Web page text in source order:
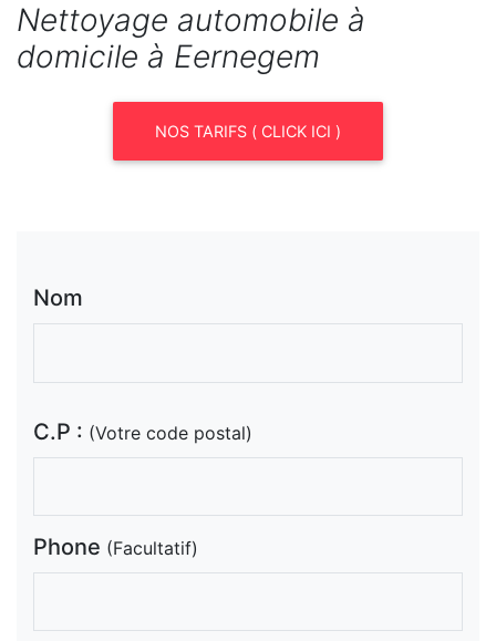
Nettoyage automobile à
domicile à Eernegem
NOS TARIFS ( CLICK ICI )
Nom
C.P : (Votre code postal)
Phone (Facultatif)